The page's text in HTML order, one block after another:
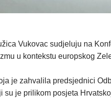
Vukovac sudjeluju na
u kontekstu europskog
je zahvalila predsjednici
je prilikom posjeta